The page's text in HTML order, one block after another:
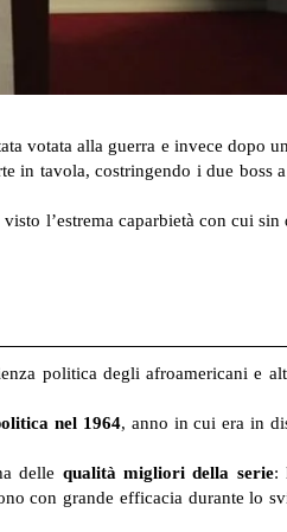
votata alla guerra e invece dopo
in tavola, costringendo i due boss
l’estrema caparbietà con cui sin
politica degli afroamericani e
nel 1964, anno in cui era in
delle qualità migliori della serie:
con grande efficacia durante lo